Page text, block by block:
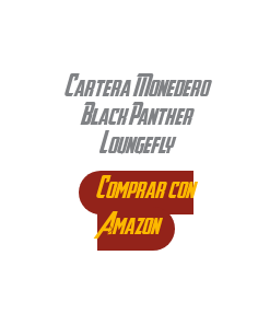
Cartera Monedero
Black Panther
Loungefly
Comprar con
Amazon